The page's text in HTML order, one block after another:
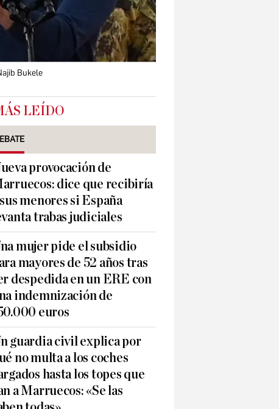
Bukele
LEÍDO
provocación de
dice que recibiría
menores si España
trabas judiciales
mujer pide el subsidio
mayores de 52 años tras
despedida en un ERE con
indemnización de
euros
guardia civil explica por
no multa a los coches
hasta los topes que
a Marruecos: «Se las